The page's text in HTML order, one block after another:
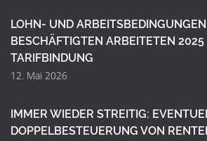
LOHN- UND
BESCHÄFTIGTEN ARBEITETEN
TARIFBINDUNG
12. Mai 2026
IMMER WIEDER STREITIG:
DOPPELBESTEUERUNG VON